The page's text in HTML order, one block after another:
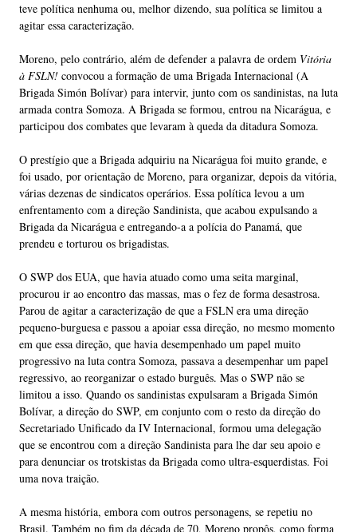
teve política nenhuma ou, melhor dizendo, sua política se limitou a
agitar essa caracterização.
Moreno, pelo contrário, além de defender a palavra de ordem Vitória
à FSLN! convocou a formação de uma Brigada Internacional (A
Brigada Simón Bolívar) para intervir, junto com os sandinistas, na luta
armada contra Somoza. A Brigada se formou, entrou na Nicarágua, e
participou dos combates que levaram à queda da ditadura Somoza.
O prestígio que a Brigada adquiriu na Nicarágua foi muito grande, e
foi usado, por orientação de Moreno, para organizar, depois da vitória,
várias dezenas de sindicatos operários. Essa política levou a um
enfrentamento com a direção Sandinista, que acabou expulsando a
Brigada da Nicarágua e entregando-a a polícia do Panamá, que
prendeu e torturou os brigadistas.
O SWP dos EUA, que havia atuado como uma seita marginal,
procurou ir ao encontro das massas, mas o fez de forma desastrosa.
Parou de agitar a caracterização de que a FSLN era uma direção
pequeno-burguesa e passou a apoiar essa direção, no mesmo momento
em que essa direção, que havia desempenhado um papel muito
progressivo na luta contra Somoza, passava a desempenhar um papel
regressivo, ao reorganizar o estado burguês. Mas o SWP não se
limitou a isso. Quando os sandinistas expulsaram a Brigada Simón
Bolívar, a direção do SWP, em conjunto com o resto da direção do
Secretariado Unificado da IV Internacional, formou uma delegação
que se encontrou com a direção Sandinista para lhe dar seu apoio e
para denunciar os trotskistas da Brigada como ultra-esquerdistas. Foi
uma nova traição.
A mesma história, embora com outros personagens, se repetiu no
Brasil. Também no fim da década de 70, Moreno propôs, como forma